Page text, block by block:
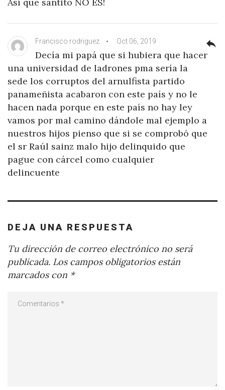
Francisco rodriguez Oct 06, 2019
Decía mi papá que si hubiera que hacer
una universidad de ladrones pma sería la
sede los corruptos del arnulfista partido
panameñista acabaron con este país y no le
hacen nada porque en este país no hay ley
vamos por mal camino dándole mal ejemplo a
nuestros hijos pienso que si se comprobó que
el sr Raúl sainz malo hijo delinquido que
pague con cárcel como cualquier
delincuente
reply
DEJA UNA RESPUESTA
Tu dirección de correo electrónico no será
publicada. Los campos obligatorios están
marcados con *